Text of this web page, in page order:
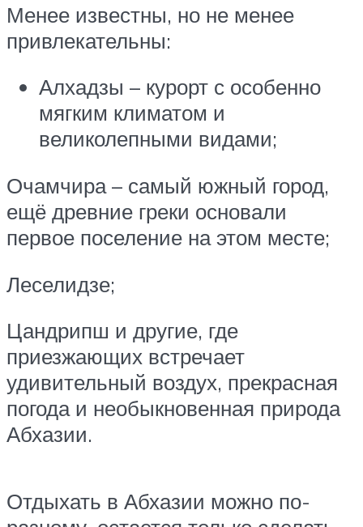
Менее известны, но не менее
привлекательны:
Алхадзы – курорт с особенно
мягким климатом и
великолепными видами;
Очамчира – самый южный город,
ещё древние греки основали
первое поселение на этом месте;
Леселидзе;
Цандрипш и другие, где
приезжающих встречает
удивительный воздух, прекрасная
погода и необыкновенная природа
Абхазии.
Отдыхать в Абхазии можно по-